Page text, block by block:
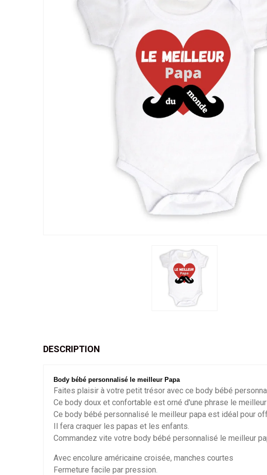
DESCRIPTION
Body bébé personnalisé le meilleur Papa
Faites plaisir à votre petit trésor avec ce body bébé
Ce body doux et confortable est orné d'une phrase le meilleur
Ce body bébé personnalisé le meilleur papa est idéal pour
Il fera craquer les papas et les enfants.
Commandez vite votre body bébé personnalisé le meilleur
Avec encolure américaine croisée, manches courtes
Fermeture facile par pression.